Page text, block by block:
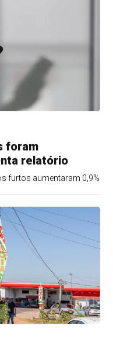
foram
relatório
furtos aumentaram 0,9%